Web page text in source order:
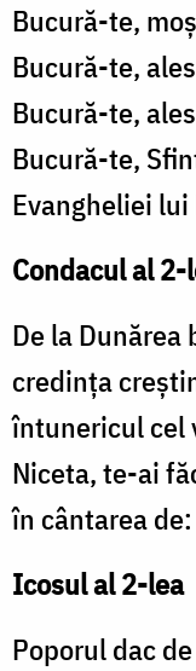
Bucură-te,
Bucură-te,
Bucură-te,
Bucură-te,
Evangheliei
Condacul al 2-
De la
credinţa
întunericul cel
Niceta, te-ai
în cântarea
Icosul al 2-lea
Poporul dac